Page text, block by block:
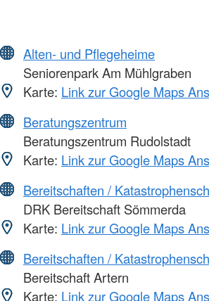
Alten- und Pflegeheime
Seniorenpark Am Mühlgraben
Karte: Link zur Google Maps
Beratungszentrum
Beratungszentrum Rudolstadt
Karte: Link zur Google Maps
Bereitschaften /
DRK Bereitschaft Sömmerda
Karte: Link zur Google Maps
Bereitschaften /
Bereitschaft Artern
Karte: Link zur Google Maps